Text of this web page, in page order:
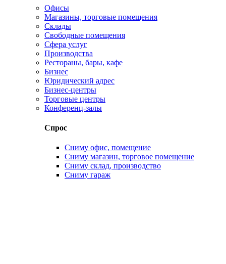
Офисы
Магазины, торговые помещения
Склады
Свободные помещения
Сфера услуг
Производства
Рестораны, бары, кафе
Бизнес
Юридический адрес
Бизнес-центры
Торговые центры
Конференц-залы
Спрос
Сниму офис, помещение
Сниму магазин, торговое помещение
Сниму склад, производство
Сниму гараж